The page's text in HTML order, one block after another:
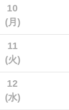
10
(月)
11
(火)
12
(水)